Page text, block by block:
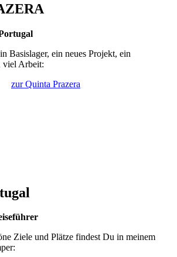
Basislager, ein neues Projekt, ein
viel Arbeit:
zur Quinta Prazera
Ziele und Plätze findest Du in meinem